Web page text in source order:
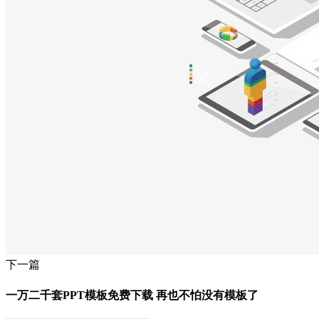
下一篇
一万二千套PPT模板免费下载 再也不怕没有模板了